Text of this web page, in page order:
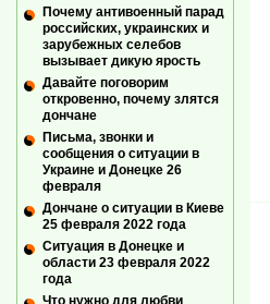
Почему антивоенный парад
российских, украинских и
зарубежных селебов
вызывает дикую ярость
Давайте поговорим
откровенно, почему злятся
дончане
Письма, звонки и
сообщения о ситуации в
Украине и Донецке 26
февраля
Дончане о ситуации в Киеве
25 февраля 2022 года
Ситуация в Донецке и
области 23 февраля 2022
года